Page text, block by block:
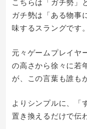
ガチ勢は「ある物事
味するスラングです。
元々ゲームプレイヤ
の高さから徐々に若
が、この言葉も誰も
よりシンプルに、「
置き換えるだけで伝